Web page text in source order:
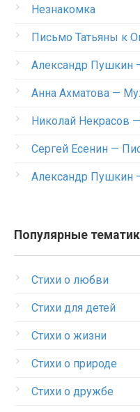
Незнакомка
Письмо Татьяны к
Александр Пушкин
Анна Ахматова —
Николай Некрасов
Сергей Есенин —
Александр Пушкин
Популярные
Стихи о любви
Стихи для детей
Стихи о жизни
Стихи о природе
Стихи о дружбе